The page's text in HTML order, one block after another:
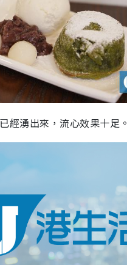
經湧出來，流心效果十足。